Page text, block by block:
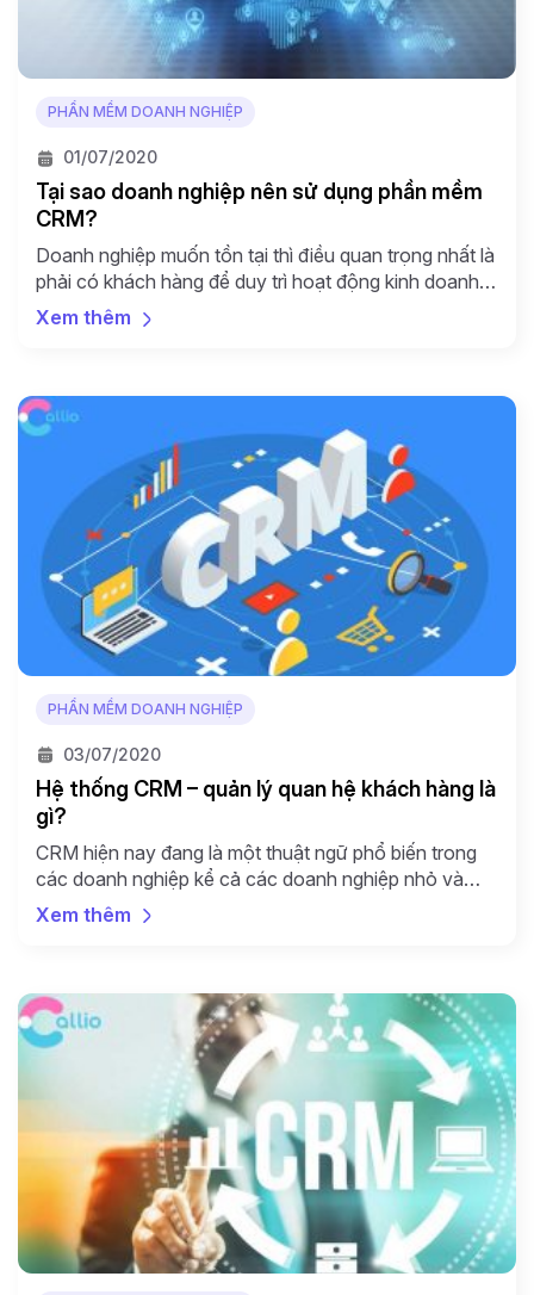
PHẦN MỀM DOANH NGHIỆP
01/07/2020
Tại sao doanh nghiệp nên sử dụng phần mềm
CRM?
Doanh nghiệp muốn tồn tại thì điều quan trọng nhất là
phải có khách hàng để duy trì hoạt động kinh doanh.
Vì vậy mà vấn đề chăm sóc khách hàng, tạo ấn tượng
tốt luôn là nhiệm vụ hàng đầu. Sau đây chúng ta hãy
Xem thêm
PHẦN MỀM DOANH NGHIỆP
03/07/2020
Hệ thống CRM – quản lý quan hệ khách hàng là
gì?
CRM hiện nay đang là một thuật ngữ phổ biến trong
các doanh nghiệp kể cả các doanh nghiệp nhỏ và
vừa. Cùng Callio tìm hiểu về định nghĩa CRM là gì và
mục tiêu của CRM. Định nghĩa CRM là gì? CRM là gì?
Xem thêm